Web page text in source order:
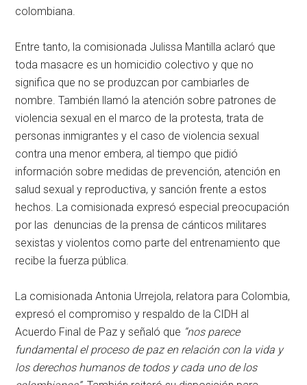
colombiana.
Entre tanto, la comisionada Julissa Mantilla aclaró que
toda masacre es un homicidio colectivo y que no
significa que no se produzcan por cambiarles de
nombre. También llamó la atención sobre patrones de
violencia sexual en el marco de la protesta, trata de
personas inmigrantes y el caso de violencia sexual
contra una menor embera, al tiempo que pidió
información sobre medidas de prevención, atención en
salud sexual y reproductiva, y sanción frente a estos
hechos. La comisionada expresó especial preocupación
por las denuncias de la prensa de cánticos militares
sexistas y violentos como parte del entrenamiento que
recibe la fuerza pública.
La comisionada Antonia Urrejola, relatora para Colombia,
expresó el compromiso y respaldo de la CIDH al
Acuerdo Final de Paz y señaló que “nos parece
fundamental el proceso de paz en relación con la vida y
los derechos humanos de todos y cada uno de los